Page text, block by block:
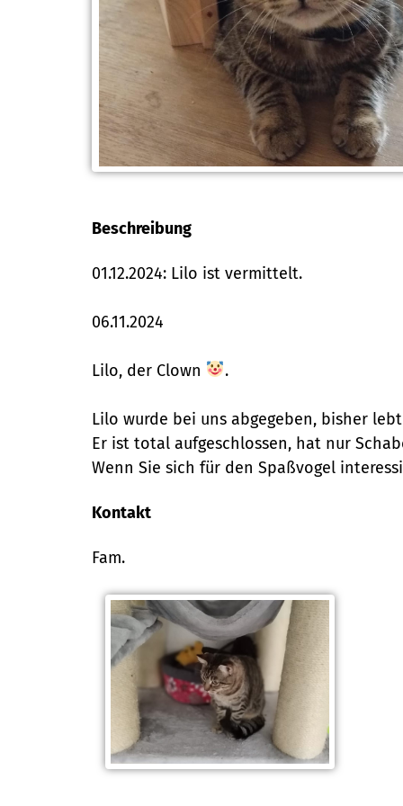
Beschreibung
01.12.2024: Lilo ist vermittelt.
06.11.2024
Lilo, der Clown .
Lilo wurde bei uns abgegeben, bisher
Er ist total aufgeschlossen, hat nur
Wenn Sie sich für den Spaßvogel
Kontakt
Fam.